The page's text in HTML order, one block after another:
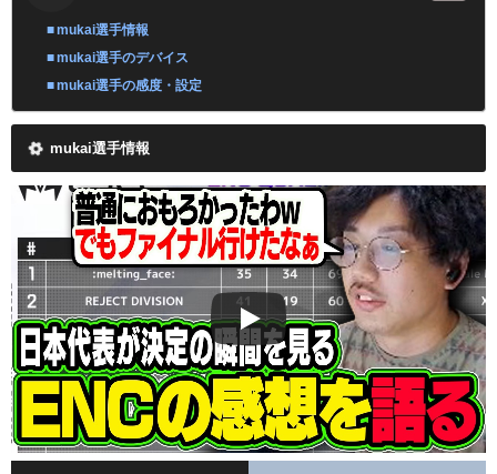
mukai選手情報
mukai選手のデバイス
mukai選手の感度・設定
mukai選手情報